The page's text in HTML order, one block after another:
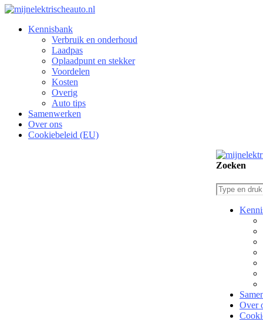
Kennisbank
Verbruik en onderhoud​
Laadpas
Oplaadpunt en stekker
Voordelen
Kosten
Overig
Auto tips
Samenwerken
Over ons
Cookiebeleid (EU)
Zoeken
Over